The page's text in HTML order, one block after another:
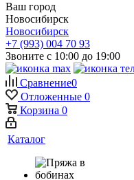
Ваш город
Новосибирск
Новосибирск
+7 (993) 004 70 93
Звоните с 10:00 до 19:00
Сравнение0
Отложенные 0
Корзина 0
Каталог